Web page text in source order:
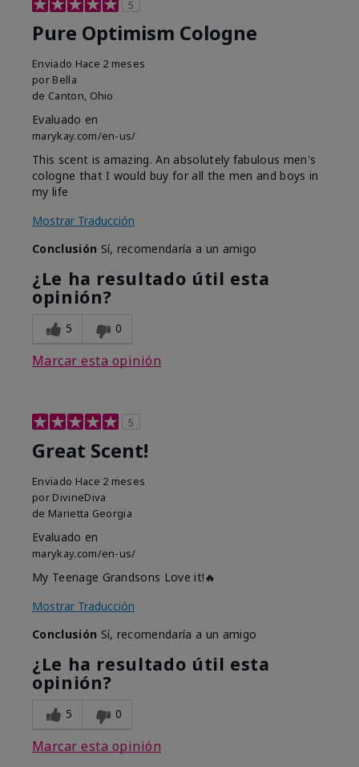
5
Pure Optimism Cologne
Enviado Hace 2 meses
por Bella
de Canton, Ohio
Evaluado en
marykay.com/en-us/
This scent is amazing. An absolutely fabulous men's
cologne that I would buy for all the men and boys in
my life
Mostrar Traducción
Conclusión Sí, recomendaría a un amigo
¿Le ha resultado útil esta
opinión?
5 0
Marcar esta opinión
5
Great Scent!
Enviado Hace 2 meses
por DivineDiva
de Marietta Georgia
Evaluado en
marykay.com/en-us/
My Teenage Grandsons Love it!🔥
Mostrar Traducción
Conclusión Sí, recomendaría a un amigo
¿Le ha resultado útil esta
opinión?
5 0
Marcar esta opinión